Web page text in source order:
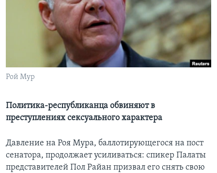
Learning English
СОЦИАЛЬНЫЕ СЕТИ
Рой Мур
Политика-республиканца обвиняют в
преступлениях сексуального характера
Давление на Роя Мура, баллотирующегося на пост
сенатора, продолжает усиливаться: спикер Палаты
представителей Пол Райан призвал его снять свою